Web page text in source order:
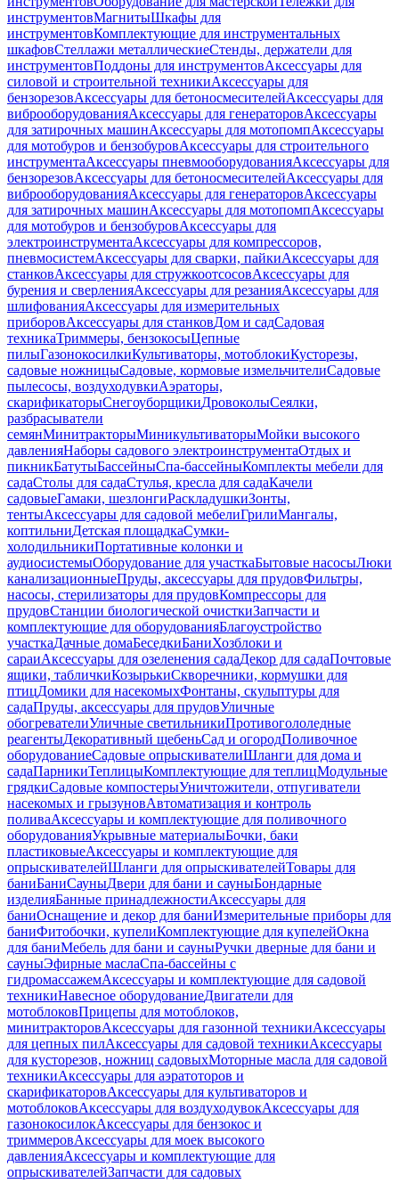
инструментовМагнитыШкафы для
инструментовКомплектующие для инструментальных
шкафовСтеллажи металлическиеСтенды, держатели для
инструментовПоддоны для инструментовАксессуары для
силовой и строительной техникиАксессуары для
бензорезовАксессуары для бетоносмесителейАксессуары для
виброоборудованияАксессуары для генераторовАксессуары
для затирочных машинАксессуары для мотопомпАксессуары
для мотобуров и бензобуровАксессуары для строительного
инструментаАксессуары пневмооборудованияАксессуары для
бензорезовАксессуары для бетоносмесителейАксессуары для
виброоборудованияАксессуары для генераторовАксессуары
для затирочных машинАксессуары для мотопомпАксессуары
для мотобуров и бензобуровАксессуары для
электроинструментаАксессуары для компрессоров,
пневмосистемАксессуары для сварки, пайкиАксессуары для
станковАксессуары для стружкоотсосовАксессуары для
бурения и сверленияАксессуары для резанияАксессуары для
шлифованияАксессуары для измерительных
приборовАксессуары для станковДом и садСадовая
техникаТриммеры, бензокосыЦепные
пилыГазонокосилкиКультиваторы, мотоблокиКусторезы,
садовые ножницыСадовые, кормовые измельчителиСадовые
пылесосы, воздуходувкиАэраторы,
скарификаторыСнегоуборщикиДровоколыСеялки,
разбрасыватели
семянМинитракторыМиникультиваторыМойки высокого
давленияНаборы садового электроинструментаОтдых и
пикникБатутыБассейныСпа-бассейныКомплекты мебели для
садаСтолы для садаСтулья, кресла для садаКачели
садовыеГамаки, шезлонгиРаскладушкиЗонты,
тентыАксессуары для садовой мебелиГрилиМангалы,
коптильниДетская площадкаСумки-
холодильникиПортативные колонки и
аудиосистемыОборудование для участкаБытовые насосыЛюки
канализационныеПруды, аксессуары для прудовФильтры,
насосы, стерилизаторы для прудовКомпрессоры для
прудовСтанции биологической очисткиЗапчасти и
комплектующие для оборудованияБлагоустройство
участкаДачные домаБеседкиБаниХозблоки и
сараиАксессуары для озеленения садаДекор для садаПочтовые
ящики, табличкиКозырькиСкворечники, кормушки для
птицДомики для насекомыхФонтаны, скульптуры для
садаПруды, аксессуары для прудовУличные
обогревателиУличные светильникиПротивогололедные
реагентыДекоративный щебеньСад и огородПоливочное
оборудованиеСадовые опрыскивателиШланги для дома и
садаПарникиТеплицыКомплектующие для теплицМодульные
грядкиСадовые компостерыУничтожители, отпугиватели
насекомых и грызуновАвтоматизация и контроль
поливаАксессуары и комплектующие для поливочного
оборудованияУкрывные материалыБочки, баки
пластиковыеАксессуары и комплектующие для
опрыскивателейШланги для опрыскивателейТовары для
баниБаниСауныДвери для бани и сауныБондарные
изделияБанные принадлежностиАксессуары для
баниОснащение и декор для баниИзмерительные приборы для
баниФитобочки, купелиКомплектующие для купелейОкна
для баниМебель для бани и сауныРучки дверные для бани и
сауныЭфирные маслаСпа-бассейны с
гидромассажемАксессуары и комплектующие для садовой
техникиНавесное оборудованиеДвигатели для
мотоблоковПрицепы для мотоблоков,
минитракторовАксессуары для газонной техникиАксессуары
для цепных пилАксессуары для садовой техникиАксессуары
для кусторезов, ножниц садовыхМоторные масла для садовой
техникиАксессуары для аэратоторов и
скарификаторовАксессуары для культиваторов и
мотоблоковАксессуары для воздуходувокАксессуары для
газонокосилокАксессуары для бензокос и
триммеровАксессуары для моек высокого
давленияАксессуары и комплектующие для
опрыскивателейЗапчасти для садовых